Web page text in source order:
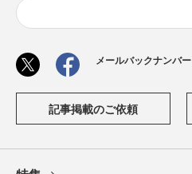
メールバックナンバー
記事掲載のご依頼